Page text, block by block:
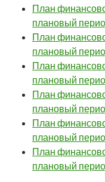
План
плановый
План
плановый
План
плановый
План
плановый
План
плановый
План
плановый